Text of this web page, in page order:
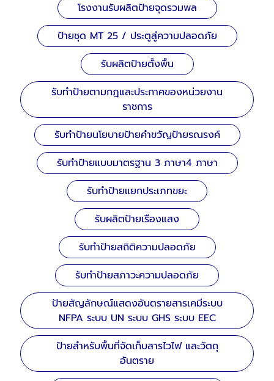
โรงงานรับผลิตป้ายจุดรวมพล
ป้ายชุด MT 25 / ประตูสู่ความปลอดภัย
รับผลิตป้ายตั้งพื้น
รับทำป้ายตามกฎและประกาศของหน่วยงาน
ราชการ
รับทำป้ายนโยบายป้ายคำขวัญป้ายรณรงค์
รับทำป้ายแบบมาตรฐาน 3 ภาษา4 ภาษา
รับทำป้ายแยกประเภทขยะ
รับผลิตป้ายเรืองแสง
รับทำป้ายสถิติความปลอดภัย
รับทำป้ายสภาวะความปลอดภัย
ป้ายสัญลักษณ์แสดงอันตรายสารเคมีระบบ
NFPA ระบบ UN ระบบ GHS ระบบ EEC
ป้ายสำหรับพื้นที่จัดเก็บสารไวไฟ และวัตถุ
อันตราย